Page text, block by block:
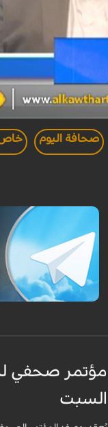
صحافة اليوم خاص
مؤتمر صحفي
السبت